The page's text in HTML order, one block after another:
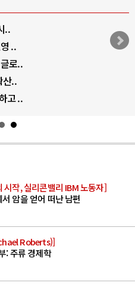
역..
아..
공..
란..
간 ..
시작, 실리콘밸리 IBM 노동자]
암을 얻어 떠난 남편
Roberts)]
: 주류 경제학